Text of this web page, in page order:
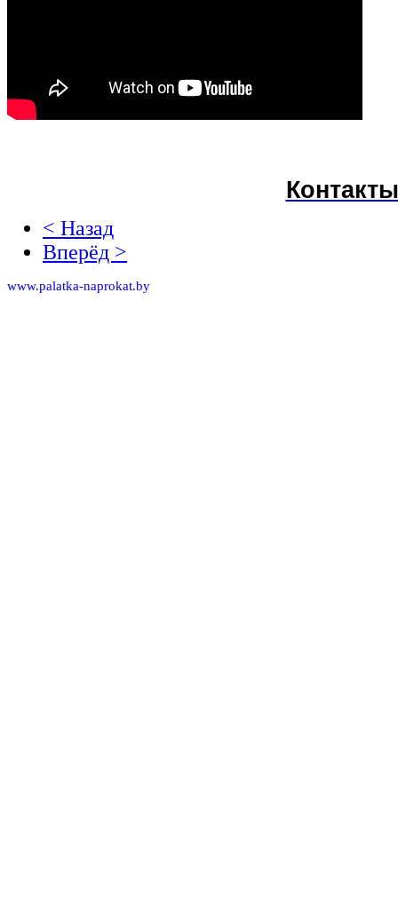
< Назад
Вперёд >
www.palatka-naprokat.by